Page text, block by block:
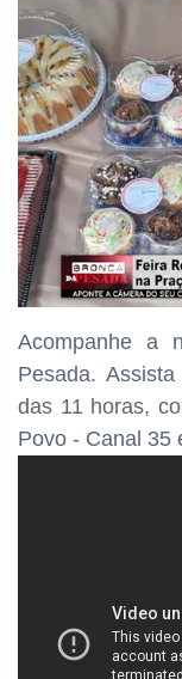
Acompanhe a
Pesada.
das 11 horas,
Povo - Canal 35